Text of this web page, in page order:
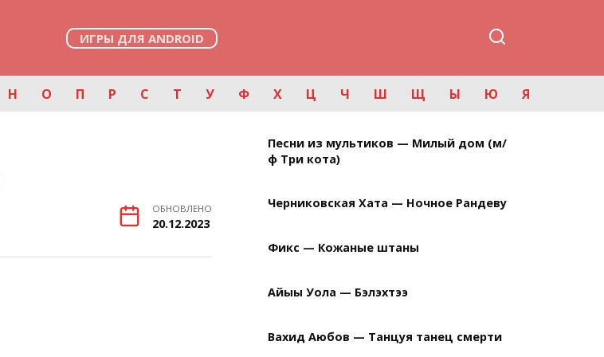
ИГРЫ ДЛЯ ANDROID
Н О П Р С Т У Ф Х Ц Ч Ш Щ Ы Ю Я
ОБНОВЛЕНО
20.12.2023
Песни из мультиков — Милый дом (м/
ф Три кота)
Черниковская Хата — Ночное Рандеву
Фикс — Кожаные штаны
Айыы Уола — Бэлэхтээ
Вахид Аюбов — Танцуя танец смерти